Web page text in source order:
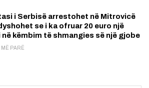
i Serbisë arrestohet në Mitrovicë
se i ka ofruar 20 euro një
këmbim të shmangies së një gjobe
MË PARË